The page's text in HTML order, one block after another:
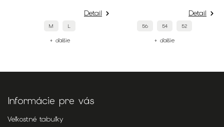
Detail
56 54
+ ďalšie 44
Informácie pre vás
Veľkostné tabuľky